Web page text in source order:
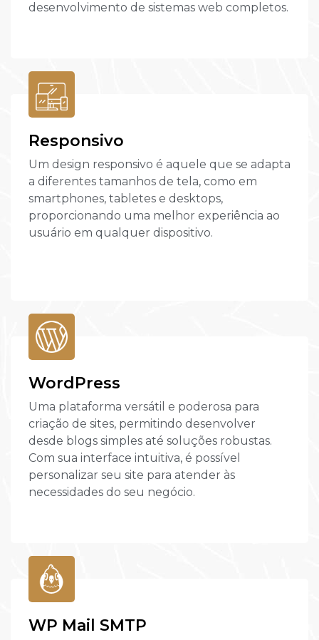
desenvolvimento de sistemas web completos.
Responsivo
Um design responsivo é aquele que se adapta
a diferentes tamanhos de tela, como em
smartphones, tabletes e desktops,
proporcionando uma melhor experiência ao
usuário em qualquer dispositivo.
WordPress
Uma plataforma versátil e poderosa para
criação de sites, permitindo desenvolver
desde blogs simples até soluções robustas.
Com sua interface intuitiva, é possível
personalizar seu site para atender às
necessidades do seu negócio.
WP Mail SMTP